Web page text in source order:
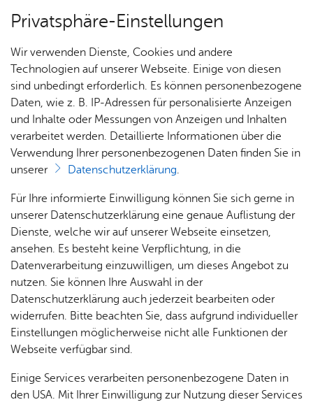
Un­se­re Ort­schaft
Zah­
Daten
& Fak­
ten
His­to­
ri­sches
Orts­
ver­
tung
s­rat &
Orts­
vor­
ste­her
Orts­ver­wal­tung
Ihr Kon­takt zu uns
Orts­vor­ste­her Rei­ner Leo­pold
Kon­takt­for­mu­lar
Wei­te­re Infos
Stadt­plan
Im­pres­sum
Privatsphäre-Einstellungen
Wir verwenden Dienste, Cookies und andere
Technologien auf unserer Webseite. Einige von diesen
sind unbedingt erforderlich. Es können personenbezogene
Daten, wie z. B. IP-Adressen für personalisierte Anzeigen
und Inhalte oder Messungen von Anzeigen und Inhalten
verarbeitet werden. Detaillierte Informationen über die
Verwendung Ihrer personenbezogenen Daten finden Sie in
unserer
Datenschutzerklärung.
Für Ihre informierte Einwilligung können Sie sich gerne in
unserer Datenschutzerklärung eine genaue Auflistung der
Dienste, welche wir auf unserer Webseite einsetzen,
ansehen. Es besteht keine Verpflichtung, in die
Datenverarbeitung einzuwilligen, um dieses Angebot zu
nutzen. Sie können Ihre Auswahl in der
Datenschutzerklärung auch jederzeit bearbeiten oder
widerrufen. Bitte beachten Sie, dass aufgrund individueller
Einstellungen möglicherweise nicht alle Funktionen der
Webseite verfügbar sind.
Einige Services verarbeiten personenbezogene Daten in
den USA. Mit Ihrer Einwilligung zur Nutzung dieser Services